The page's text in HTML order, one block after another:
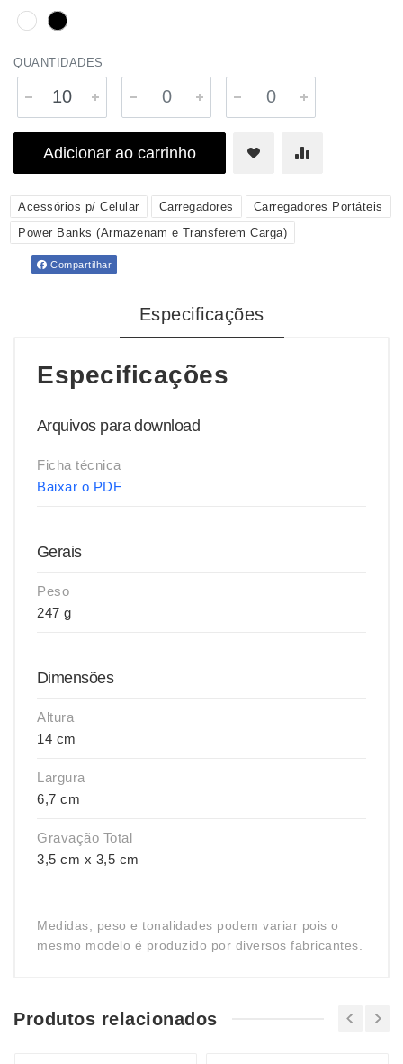
QUANTIDADES
Adicionar ao carrinho
Acessórios p/ Celular Carregadores
Carregadores Portáteis
Power Banks (Armazenam e Transferem Carga)
Compartilhar
Especificações
Especificações
Arquivos para download
Ficha técnica
Baixar o PDF
Gerais
Peso
247 g
Dimensões
Altura
14 cm
Largura
6,7 cm
Gravação Total
3,5 cm x 3,5 cm
Medidas, peso e tonalidades podem variar pois o
mesmo modelo é produzido por diversos fabricantes.
Produtos relacionados